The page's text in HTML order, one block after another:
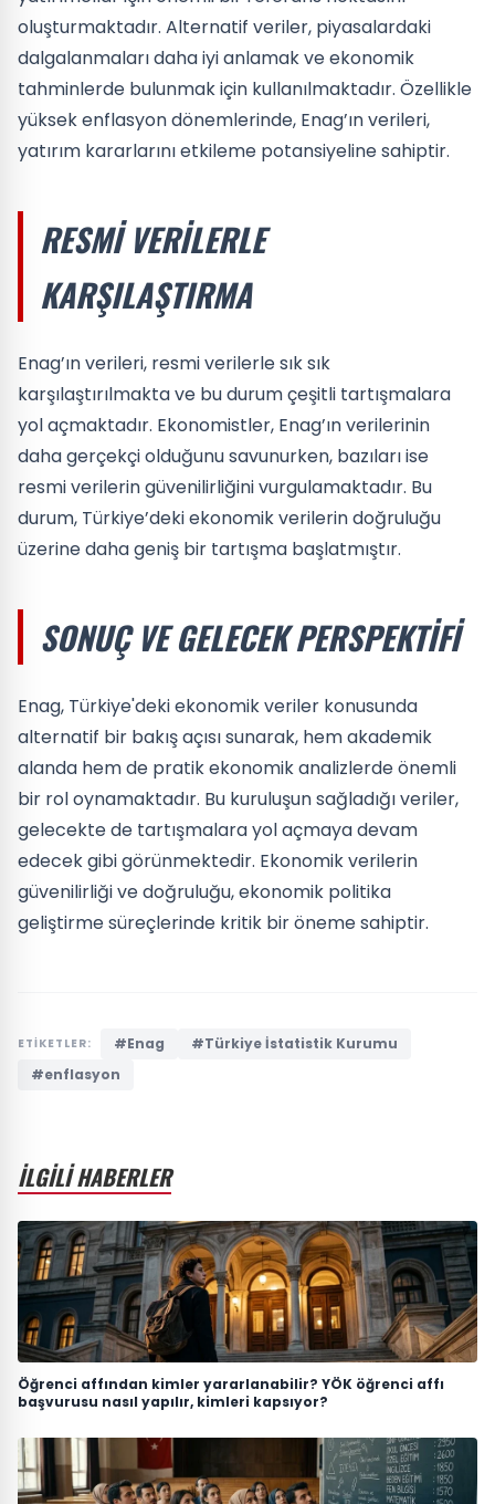
oluşturmaktadır. Alternatif veriler, piyasalardaki
dalgalanmaları daha iyi anlamak ve ekonomik
tahminlerde bulunmak için kullanılmaktadır. Özellikle
yüksek enflasyon dönemlerinde, Enag’ın verileri,
yatırım kararlarını etkileme potansiyeline sahiptir.
RESMI VERILERLE
KARŞILAŞTIRMA
Enag’ın verileri, resmi verilerle sık sık
karşılaştırılmakta ve bu durum çeşitli tartışmalara
yol açmaktadır. Ekonomistler, Enag’ın verilerinin
daha gerçekçi olduğunu savunurken, bazıları ise
resmi verilerin güvenilirliğini vurgulamaktadır. Bu
durum, Türkiye’deki ekonomik verilerin doğruluğu
üzerine daha geniş bir tartışma başlatmıştır.
SONUÇ VE GELECEK PERSPEKTIFI
Enag, Türkiye'deki ekonomik veriler konusunda
alternatif bir bakış açısı sunarak, hem akademik
alanda hem de pratik ekonomik analizlerde önemli
bir rol oynamaktadır. Bu kuruluşun sağladığı veriler,
gelecekte de tartışmalara yol açmaya devam
edecek gibi görünmektedir. Ekonomik verilerin
güvenilirliği ve doğruluğu, ekonomik politika
geliştirme süreçlerinde kritik bir öneme sahiptir.
ETİKETLER: #Enag
#Türkiye İstatistik Kurumu
#enflasyon
İLGİLİ HABERLER
Öğrenci affından kimler yararlanabilir? YÖK öğrenci affı
başvurusu nasıl yapılır, kimleri kapsıyor?